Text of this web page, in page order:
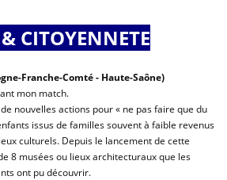
CITOYENNETE
Franche-Comté - Haute-Saône)
mon match.
nouvelles actions pour « ne pas faire que du
issus de familles souvent à faible revenus
culturels. Depuis le lancement de cette
8 musées ou lieux architecturaux que les
ont pu découvrir.